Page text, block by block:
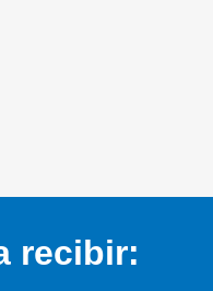
recibir: